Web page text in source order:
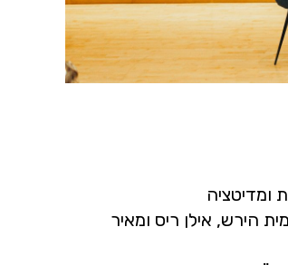
ומדיטציה
הירש, אילן ריס ומאיר